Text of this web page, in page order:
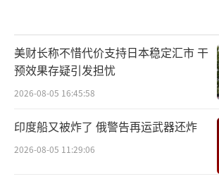
美财长称不惜代价支持日本稳定汇市 干
预效果存疑引发担忧
2026-08-05 16:45:58
印度船又被炸了 俄警告再运武器还炸
2026-08-05 11:29:06